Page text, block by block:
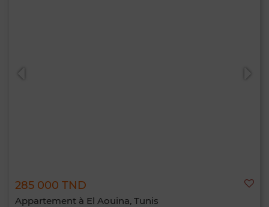
285 000 TND
Appartement à El Aouina, Tunis